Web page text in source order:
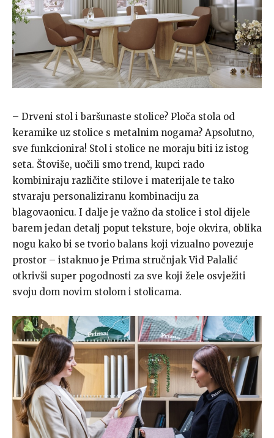
– Drveni stol i baršunaste stolice? Ploča stola od
keramike uz stolice s metalnim nogama? Apsolutno,
sve funkcionira! Stol i stolice ne moraju biti iz istog
seta. Štoviše, uočili smo trend, kupci rado
kombiniraju različite stilove i materijale te tako
stvaraju personaliziranu kombinaciju za
blagovaonicu. I dalje je važno da stolice i stol dijele
barem jedan detalj poput teksture, boje okvira, oblika
nogu kako bi se tvorio balans koji vizualno povezuje
prostor – istaknuo je Prima stručnjak Vid Palalić
otkrivši super pogodnosti za sve koji žele osvježiti
svoju dom novim stolom i stolicama.